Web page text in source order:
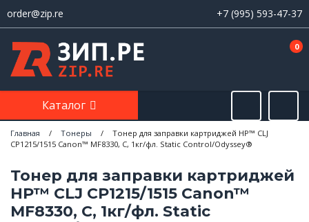
order@zip.re +7 (995) 593-47-37
0
Каталог
Главная / Тонеры /
Тонер для заправки картриджей HP™ CLJ
CP1215/1515 Canon™ MF8330, C, 1кг/фл. Static Control/Odyssey®
Тонер для заправки картриджей
HP™ CLJ CP1215/1515 Canon™
MF8330, C, 1кг/фл. Static